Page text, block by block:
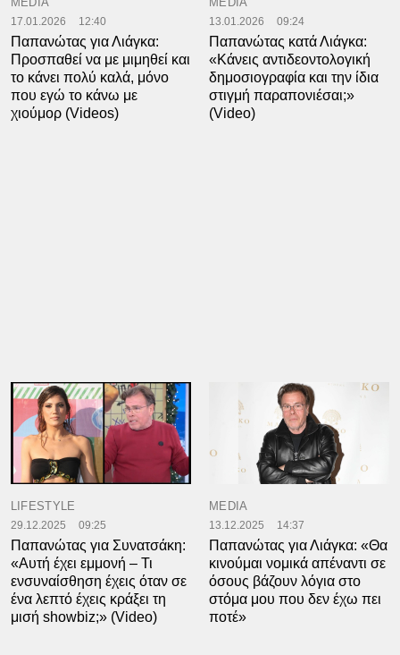
17.01.2026 12:40
Παπανώτας για Λιάγκα:
Προσπαθεί να με μιμηθεί και
το κάνει πολύ καλά, μόνο
που εγώ το κάνω με
χιούμορ (Videos)
13.01.2026 09:24
Παπανώτας κατά Λιάγκα:
«Κάνεις αντιδεοντολογική
δημοσιογραφία και την ίδια
στιγμή παραπονιέσαι;»
(Video)
LIFESTYLE
29.12.2025 09:25
Παπανώτας για Συνατσάκη:
«Αυτή έχει εμμονή – Τι
ενσυναίσθηση έχεις όταν σε
ένα λεπτό έχεις κράξει τη
μισή showbiz;» (Video)
MEDIA
13.12.2025 14:37
Παπανώτας για Λιάγκα: «Θα
κινούμαι νομικά απέναντι σε
όσους βάζουν λόγια στο
στόμα μου που δεν έχω πει
ποτέ»